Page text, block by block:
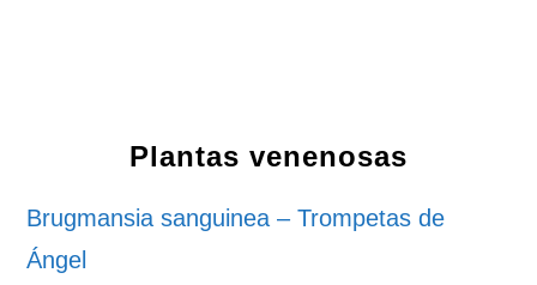
Plantas venenosas
Brugmansia sanguinea – Trompetas de
Ángel